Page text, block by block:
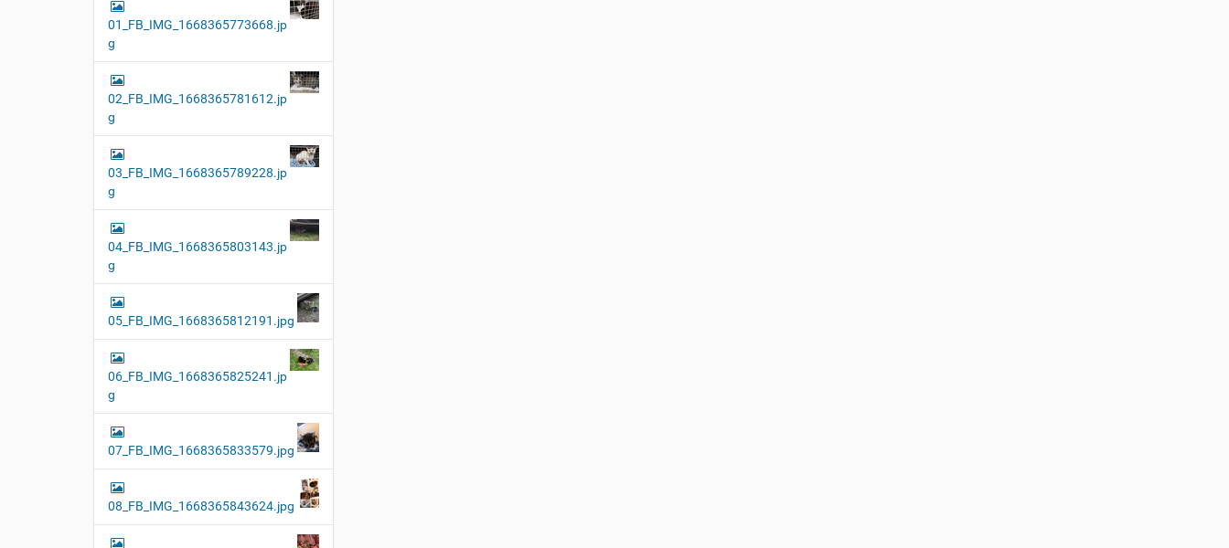
01_FB_IMG_1668365773668.jp
g
02_FB_IMG_1668365781612.jp
g
03_FB_IMG_1668365789228.jp
g
04_FB_IMG_1668365803143.jp
g
05_FB_IMG_1668365812191.jpg
06_FB_IMG_1668365825241.jp
g
07_FB_IMG_1668365833579.jpg
08_FB_IMG_1668365843624.jpg